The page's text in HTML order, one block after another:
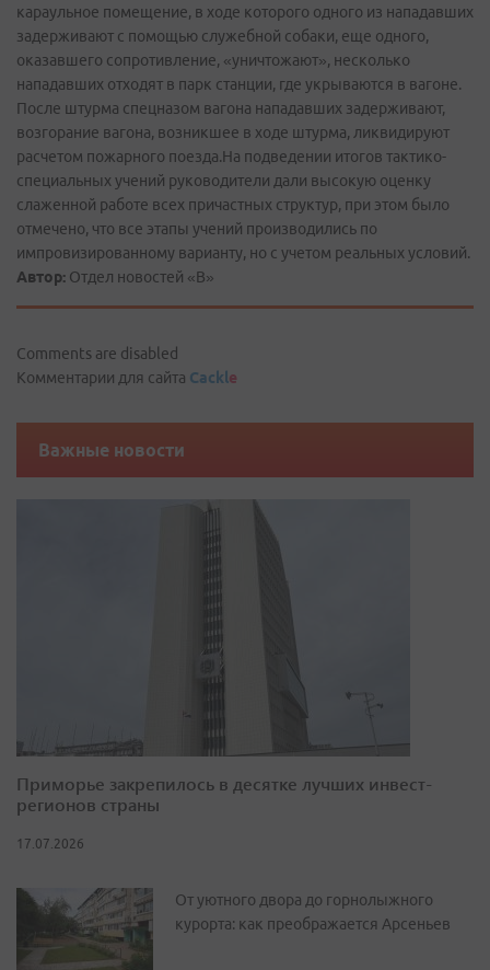
караульное помещение, в ходе которого одного из нападавших
задерживают с помощью служебной собаки, еще одного,
оказавшего сопротивление, «уничтожают», несколько
нападавших отходят в парк станции, где укрываются в вагоне.
После штурма спецназом вагона нападавших задерживают,
возгорание вагона, возникшее в ходе штурма, ликвидируют
расчетом пожарного поезда.На подведении итогов тактико-
специальных учений руководители дали высокую оценку
слаженной работе всех причастных структур, при этом было
отмечено, что все этапы учений производились по
импровизированному варианту, но с учетом реальных условий.
Автор: Отдел новостей «В»
Comments are disabled
Комментарии для сайта Cackle
Важные новости
Приморье закрепилось в десятке лучших инвест-
регионов страны
17.07.2026
От уютного двора до горнолыжного
курорта: как преображается Арсеньев